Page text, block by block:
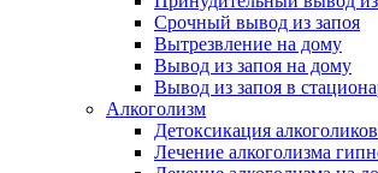
Срочный вывод из запоя
Вытрезвление на дому
Вывод из запоя на дому
Вывод из запоя в
Алкоголизм
Детоксикация алкоголиков
Лечение алкоголизма